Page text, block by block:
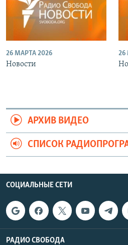
26 МАРТА 2026
Новости
26
АРХИВ ВИДЕО
СПИСОК
СОЦИАЛЬНЫЕ СЕТИ
РАДИО СВОБОДА